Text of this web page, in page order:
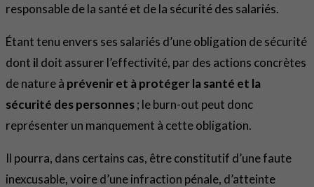
responsable de la santé et de la sécurité des salariés.
Étant tenu envers ses salariés d’une obligation de sécurité
dont il doit assurer l’effectivité, par des actions concrètes
de nature à prévenir et à protéger la santé et la
sécurité des personnes; le burn-out peut donc
représenter un manquement à cette obligation.
Il pourra, dans certains cas, être constitutif d’une faute
inexcusable, voire d’une infraction pénale, d’atteinte